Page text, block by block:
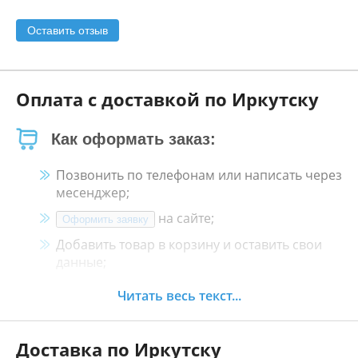
Оставить отзыв
Оплата с доставкой по Иркутску
Как оформать заказ:
Позвонить по телефонам или написать через
месенджер;
Оформить заявку
на сайте;
Добавить товар в корзину и оставить свои
данные;
Менеджер свяжется с Вами в течение 30
Как оплатить:
Читать весь текст...
Доставка по Иркутску